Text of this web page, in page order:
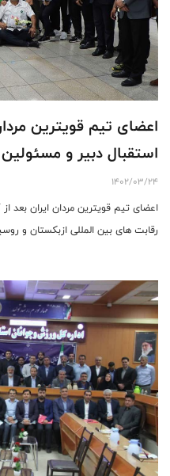
اعضای تیم قویترین
استقبال دبیر و
1402/03/24
اعضای تیم قویترین مردان ایران بعد
رقابت های بین المللی ازبکستان و